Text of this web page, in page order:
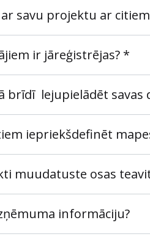
savu projektu ar
ir jāreģistrējas? *
brīdī lejupielādēt savas
iepriekšdefinēt
muudatuste osas
informāciju?